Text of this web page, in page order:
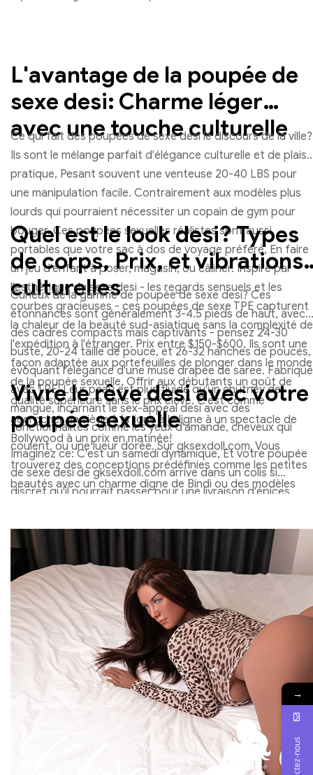
L'avantage de la poupée de
sexe desi: Charme léger
avec une touche culturelle
Ce qui fait des poupées de sexe desi le discours de la ville?
Ils sont le mélange parfait d'élégance culturelle et de plaisir
pratique, Pesant souvent une venteuse 20-40 LBS pour
une manipulation facile. Contrairement aux modèles plus
lourds qui pourraient nécessiter un copain de gym pour
bouger, Ces poupées sexuelles réalistes sont aussi
portables que votre sac à dos de voyage préféré, En faire
un jeu d'enfant à poser, magasin, ou câliner. Inspiré par
l'esthétique du sexe desi - les regards sensuels et les
courbes gracieuses - ces poupées de sexe TPE capturent
la chaleur de la beauté sud-asiatique sans la complexité de
l'expédition à l'étranger. Prix ​​entre $150-$600, Ils sont une
façon adaptée aux portefeuilles de plonger dans le monde
de la poupée sexuelle, Offrir aux débutants un goût de
qualité supérieure sans le prix élevé. C'est comme
accrocher un siège à la ligne à la ligne à un spectacle de
Bollywood à un prix en matinée!
Quel est le look desi? Types
de corps, Prix, et vibrations
culturelles
Curieux de la gamme de poupée de sexe desi? Ces
étonnances sont généralement 3-4.5 pieds de haut, avec
des cadres compacts mais captivants - pensez 24-30
buste, 20-24 taille de pouce, et 26-32 hanches de pouces,
évoquant l'élégance d'une muse drapée de saree. Fabriqué
avec TPE, Leur peau est plus fluide qu'un chutney de
mangue, incarnant le sex-appeal desi avec des
fonctionnalités comme les yeux d'amande, cheveux qui
coulent, ou une lueur dorée. Sur gksexdoll.com, Vous
trouverez des conceptions prédéfinies comme les petites
beautés avec un charme digne de Bindi ou des modèles
coûts bas, Ces mini-poupées de sexe sont des chefs-
d'œuvre prêts à l'emploi, au prix de $150-$600. Ils sont
parfaits pour les débutants qui veulent une poupée
sexuelle réaliste qui capture l'allure sud-asiatique sans se
ruiner, Comme un billet pour un budget pour une histoire
d'amour culturelle.
Vivre le rêve desi avec votre
poupée sexuelle
Imaginez ce: C'est un samedi dynamique, Et votre poupée
de sexe desi de gksexdoll.com arrive dans un colis si
discret qu'il pourrait passer pour une livraison d'épices.
Bollywood dans votre salon, son 20-40 LB TPE Frame
à tournoyer dans une pose de bhangra classique. Sa peau
réaliste brille comme si elle était fraîche d'un festival Holi,
Faire sauter votre cœur. Plus tard, Vous la déplacez dans
canapé pour un marathon de film Shah Rukh Khan - la
partager est plus facile que de porter vos courses
hebdomadaires. Un rinçage rapide la maintient scintillante,
et à $150-$600, Elle est un vol par rapport à un dîner de
fantaisie. De recréer des desi vibrations festives aux nuits
confortables remplies de charme culturel, Cette poupée
sexuelle premium est votre faible entretien, compagnon
élevé. Prêt à ramener le Desi Magic à la maison? Dancez
gksexdoll.com et prenez votre poupée sexuelle réaliste
→